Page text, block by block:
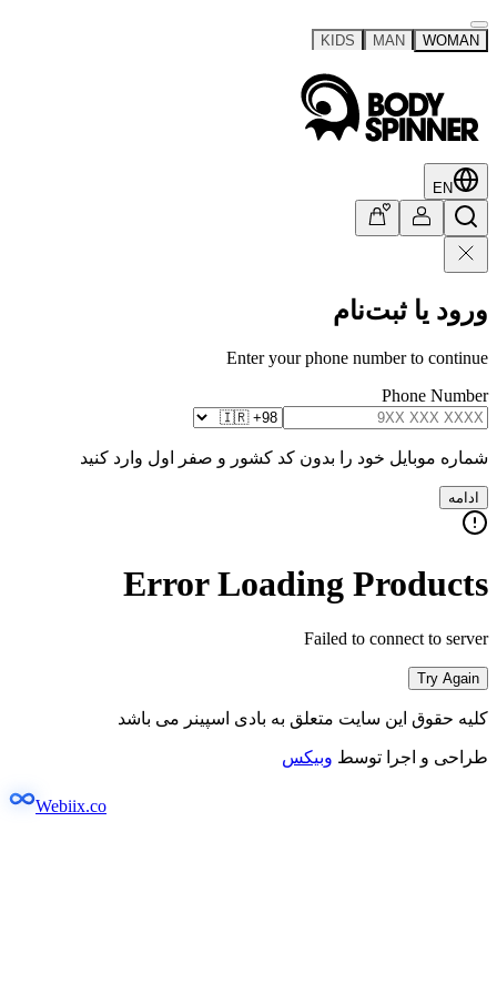
WOMAN
MAN
KIDS
EN
ورود یا ثبت‌نام
Enter your phone number to continue
Phone Number
شماره موبایل خود را بدون کد کشور و صفر اول وارد کنید
ادامه
Error Loading Products
Failed to connect to server
Try Again
کلیه حقوق این سایت متعلق به بادی اسپینر می باشد
طراحی و اجرا توسط وبیکس
Webiix.co